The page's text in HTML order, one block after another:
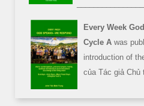
Every Week
Cycle A was
introduction of
của Tác giả Chủ